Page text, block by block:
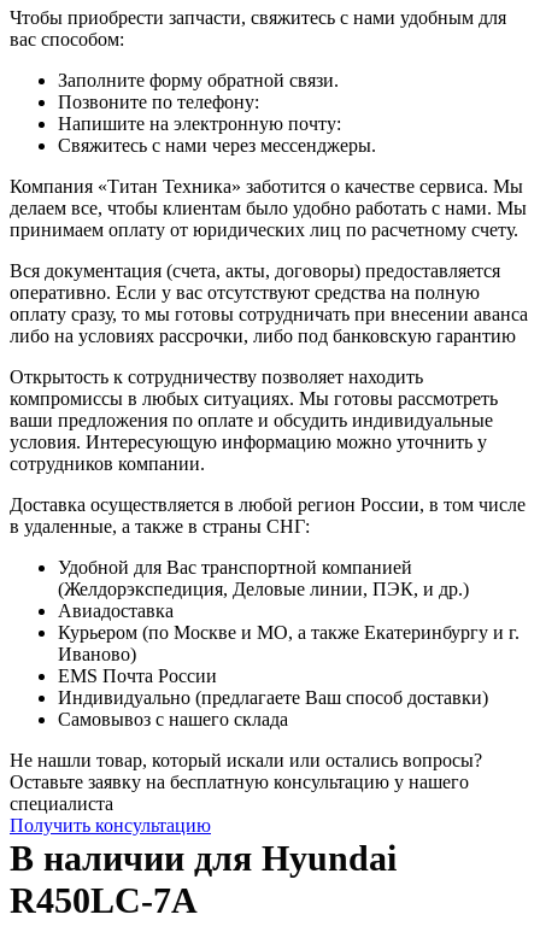
Чтобы приобрести запчасти, свяжитесь с нами удобным для
вас способом:
Заполните форму обратной связи.
Позвоните по телефону:
Напишите на электронную почту:
Свяжитесь с нами через мессенджеры.
Компания «Титан Техника» заботится о качестве сервиса. Мы
делаем все, чтобы клиентам было удобно работать с нами. Мы
принимаем оплату от юридических лиц по расчетному счету.
Вся документация (счета, акты, договоры) предоставляется
оперативно. Если у вас отсутствуют средства на полную
оплату сразу, то мы готовы сотрудничать при внесении аванса
либо на условиях рассрочки, либо под банковскую гарантию
Открытость к сотрудничеству позволяет находить
компромиссы в любых ситуациях. Мы готовы рассмотреть
ваши предложения по оплате и обсудить индивидуальные
условия. Интересующую информацию можно уточнить у
сотрудников компании.
Доставка осуществляется в любой регион России, в том числе
в удаленные, а также в страны СНГ:
Удобной для Вас транспортной компанией
(Желдорэкспедиция, Деловые линии, ПЭК, и др.)
Авиадоставка
Курьером (по Москве и МО, а также Екатеринбургу и г.
Иваново)
EMS Почта России
Индивидуально (предлагаете Ваш способ доставки)
Самовывоз с нашего склада
Не нашли товар, который искали или остались вопросы?
Оставьте заявку на бесплатную консультацию у нашего
специалиста
Получить консультацию
В наличии для Hyundai
R450LC-7A